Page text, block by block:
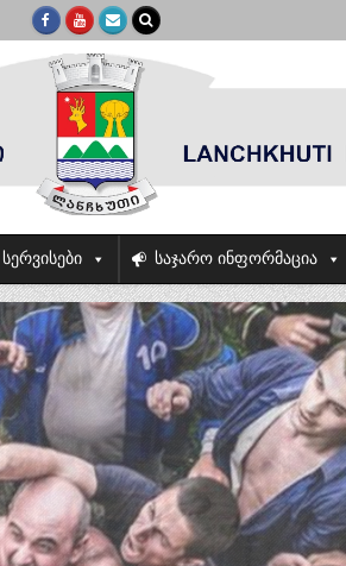
სერვისები საჯარო ინფორმაცია